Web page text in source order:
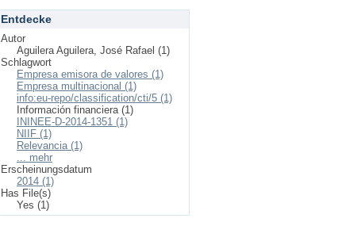
Entdecke
Autor
Aguilera Aguilera, José Rafael (1)
Schlagwort
Empresa emisora de valores (1)
Empresa multinacional (1)
info:eu-repo/classification/cti/5 (1)
Información financiera (1)
ININEE-D-2014-1351 (1)
NIIF (1)
Relevancia (1)
... mehr
Erscheinungsdatum
2014 (1)
Has File(s)
Yes (1)